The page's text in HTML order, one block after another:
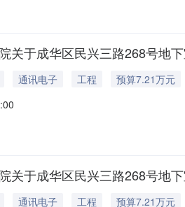
关于成华区民兴三路268号地
通讯电子 工程
预算7.21万元
关于成华区民兴三路268号地
通讯电子 工程
预算7.21万元